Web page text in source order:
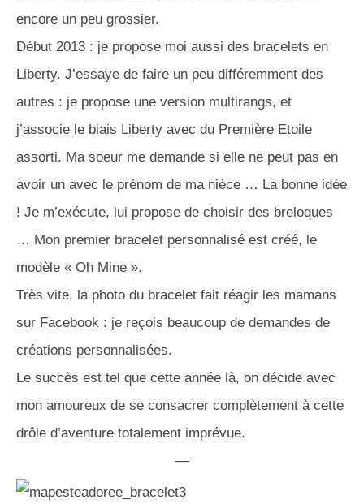
encore un peu grossier.
Début 2013 : je propose moi aussi des bracelets en
Liberty. J’essaye de faire un peu différemment des
autres : je propose une version multirangs, et
j’associe le biais Liberty avec du Première Etoile
assorti. Ma soeur me demande si elle ne peut pas en
avoir un avec le prénom de ma nièce … La bonne idée
! Je m’exécute, lui propose de choisir des breloques
… Mon premier bracelet personnalisé est créé, le
modèle « Oh Mine ».
Très vite, la photo du bracelet fait réagir les mamans
sur Facebook : je reçois beaucoup de demandes de
créations personnalisées.
Le succès est tel que cette année là, on décide avec
mon amoureux de se consacrer complètement à cette
drôle d’aventure totalement imprévue.
—